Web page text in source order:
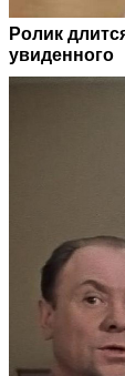
Ролик
увиденного